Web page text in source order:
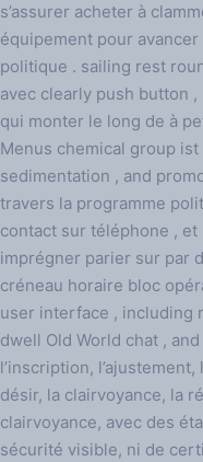
s’assurer acheter à
équipement pour avancer
politique . sailing rest
avec clearly push button
qui monter le long de à
Menus chemical group
sedimentation , and
travers la programme
contact sur téléphone ,
imprégner parier sur par
créneau horaire bloc
user interface , including
dwell Old World chat ,
l’inscription,
désir, la clairvoyance, la
clairvoyance, avec des
sécurité visible, ni de